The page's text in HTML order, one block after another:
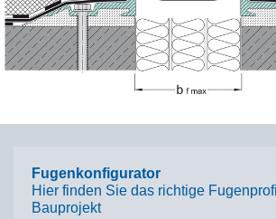
Fugenkonfigurator
Hier finden Sie das richtige
Bauprojekt